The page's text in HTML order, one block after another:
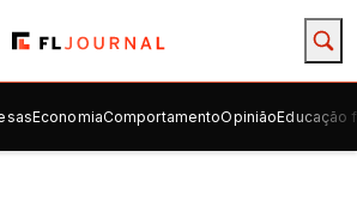
EconomiaComportamentoOpiniãoEducação